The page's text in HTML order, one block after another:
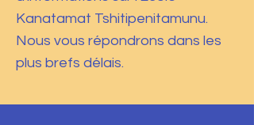
Kanatamat Tshitipenitamunu.
Nous vous répondrons dans les
plus brefs délais.